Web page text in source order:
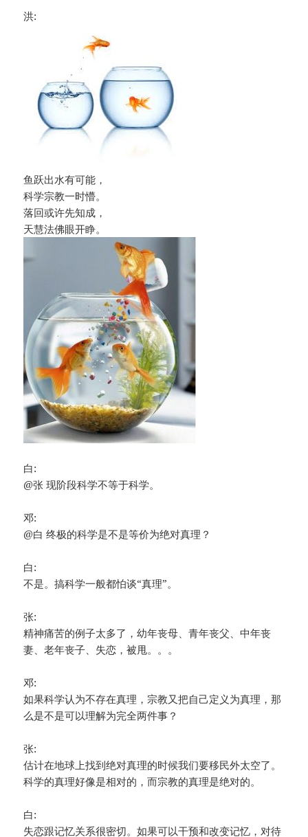
洪:
鱼跃出水有可能，
科学宗教一时懵。
落回或许先知成，
天慧法佛眼开睁。
白:
@张 现阶段科学不等于科学。
邓:
@白 终极的科学是不是等价为绝对真理？
白:
不是。搞科学一般都怕谈“真理”。
张:
精神痛苦的例子太多了，幼年丧母、青年丧父、中年丧
妻、老年丧子、失恋，被甩。。。
邓:
如果科学认为不存在真理，宗教又把自己定义为真理，那
么是不是可以理解为完全两件事？
张:
估计在地球上找到绝对真理的时候我们要移民外太空了。
科学的真理好像是相对的，而宗教的真理是绝对的。
白:
失恋跟记忆关系很密切。如果可以干预和改变记忆，对待